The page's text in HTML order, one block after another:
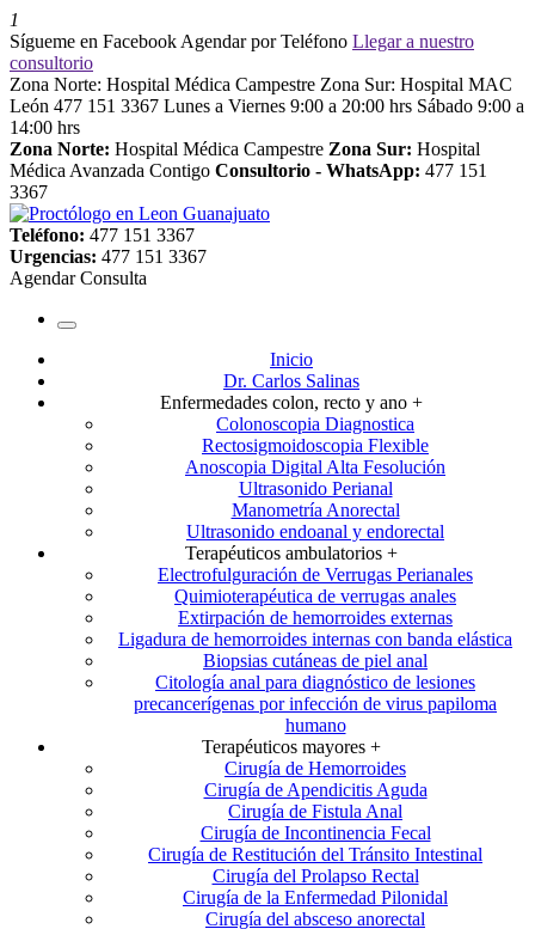
1
Sígueme en Facebook Agendar por Teléfono Llegar a nuestro
consultorio
Zona Norte: Hospital Médica Campestre Zona Sur: Hospital MAC
León 477 151 3367 Lunes a Viernes 9:00 a 20:00 hrs Sábado 9:00 a
14:00 hrs
Zona Norte: Hospital Médica Campestre Zona Sur: Hospital
Médica Avanzada Contigo Consultorio - WhatsApp: 477 151
3367
Teléfono: 477 151 3367
Urgencias: 477 151 3367
Agendar Consulta
Inicio
Dr. Carlos Salinas
Enfermedades colon, recto y ano +
Colonoscopia Diagnostica
Rectosigmoidoscopia Flexible
Anoscopia Digital Alta Fesolución
Ultrasonido Perianal
Manometría Anorectal
Ultrasonido endoanal y endorectal
Terapéuticos ambulatorios +
Electrofulguración de Verrugas Perianales
Quimioterapéutica de verrugas anales
Extirpación de hemorroides externas
Ligadura de hemorroides internas con banda elástica
Biopsias cutáneas de piel anal
Citología anal para diagnóstico de lesiones
precancerígenas por infección de virus papiloma
humano
Terapéuticos mayores +
Cirugía de Hemorroides
Cirugía de Apendicitis Aguda
Cirugía de Fistula Anal
Cirugía de Incontinencia Fecal
Cirugía de Restitución del Tránsito Intestinal
Cirugía del Prolapso Rectal
Cirugía de la Enfermedad Pilonidal
Cirugía del absceso anorectal